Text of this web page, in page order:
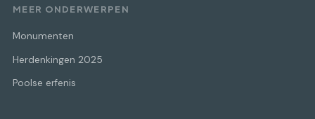
MEER ONDERWERPEN
Monumenten
Herdenkingen 2025
Poolse erfenis